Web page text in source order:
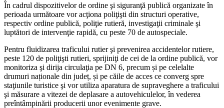
În cadrul dispozitivelor de ordine şi siguranţă publică organizate în
perioada următoare vor acţiona poliţişti din structuri operative,
respectiv ordine publică, poliţie rutieră, investigaţii criminale şi
luptători de intervenţie rapidă, cu peste 70 de autospeciale.
Pentru fluidizarea traficului rutier şi prevenirea accidentelor rutiere,
peste 120 de poliţişti rutieri, sprijiniţi de cei de la ordine publică, vor
monitoriza şi dirija circulaţia pe DN 6, precum și pe celelalte
drumuri naționale din județ, și pe căile de acces ce converg spre
staţiunile turistice şi vor utiliza aparatura de supraveghere a traficului
şi măsurare a vitezei de deplasare a autovehiculelor, în vederea
preîntâmpinării producerii unor evenimente grave.